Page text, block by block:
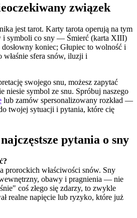
związek
jest tarot. Karty tarota operują na tym
i symboli co sny — Śmierć (karta XIII)
koniec; Głupiec to wolność i
sfera snów, iluzji i
swojego snu, możesz zapytać
niesie symbol ze snu. Spróbuj naszego
lub zamów spersonalizowany rozkład —
twojej sytuacji i pytania, które cię
pytania o sny
prorockich właściwości snów. Sny
obawy i pragnienia — nie
coś złego się zdarzy, to zwykle
realne napięcie lub ryzyko, które już